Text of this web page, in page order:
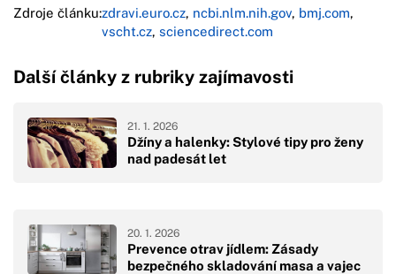
Zdroje článku:zdravi.euro.cz, ncbi.nlm.nih.gov, bmj.com,
vscht.cz, sciencedirect.com
Další články z rubriky zajímavosti
Džíny a halenky: Stylové tipy pro ženy
nad padesát let
21. 1. 2026
Prevence otrav jídlem: Zásady
bezpečného skladování masa a vajec
20. 1. 2026